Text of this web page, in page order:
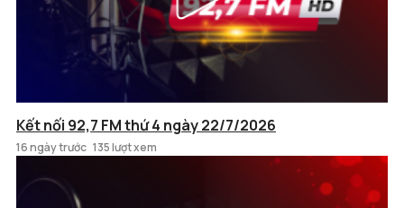
Kết nối 92,7 FM thứ 4 ngày 22/7/2026
16 ngày trước 135 lượt xem